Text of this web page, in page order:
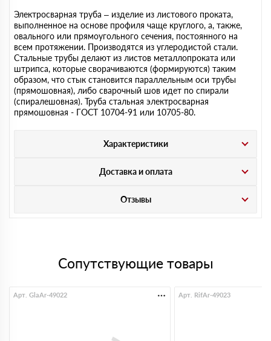
Электросварная труба – изделие из листового проката,
выполненное на основе профиля чаще круглого, а, также,
овального или прямоугольного сечения, постоянного на
всем протяжении. Производятся из углеродистой стали.
Стальные трубы делают из листов металлопроката или
штрипса, которые сворачиваются (формируются) таким
образом, что стык становится параллельным оси трубы
(прямошовная), либо сварочный шов идет по спирали
(спиралешовная). Труба стальная электросварная
прямошовная - ГОСТ 10704-91 или 10705-80.
Характеристики
Доставка и оплата
Отзывы
Сопутствующие товары
Арт. GlaAr-49022 Арт. RifAr-49023